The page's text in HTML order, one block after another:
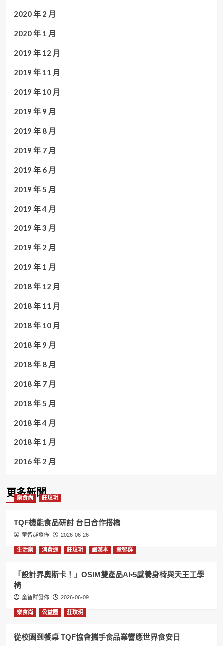
2020 年 2 月
2020 年 1 月
2019 年 12 月
2019 年 11 月
2019 年 10 月
2019 年 9 月
2019 年 8 月
2019 年 7 月
2019 年 6 月
2019 年 5 月
2019 年 4 月
2019 年 3 月
2019 年 2 月
2019 年 1 月
2018 年 12 月
2018 年 11 月
2018 年 10 月
2018 年 9 月
2018 年 8 月
2018 年 7 月
2018 年 5 月
2018 年 4 月
2018 年 1 月
2016 年 2 月
更多新聞
樂食尚 莊玟玥
TQF機能食品研討 台日合作搭橋
童智群發佈 2026-06-26
生活樂 消費通 莊玟玥 嚴漢本 童智群
「設計界奧斯卡！」OSIM雙產品AI•5感養身椅與天王工學
椅
童智群發佈 2026-06-09
樂食尚 公益圈 莊玟玥
從校園到餐桌 TQF協會攜手食品業響應世界食安日